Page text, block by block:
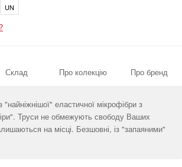
UN
Склад Про колекцію Про бренд
"найніжнішої" еластичної мікрофібри з
Труси не обмежують свободу Ваших
на місці. Безшовні, із "запаяними"